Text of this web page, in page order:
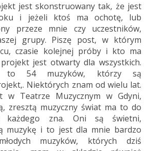
jest skonstruowany tak, że jest
i jeżeli ktoś ma ochotę, lub
przeze mnie czy uczestników,
grupy. Piszę post, w którym
czasie kolejnej próby i kto ma
jest otwarty dla wszystkich.
to 54 muzyków, którzy są
Niektórych znam od wielu lat.
w Teatrze Muzycznym w Gdyni,
zresztą muzyczny świat ma to do
każdego zna. Oni są świetni,
muzykę i to jest dla mnie bardzo
muzyków, których dziś